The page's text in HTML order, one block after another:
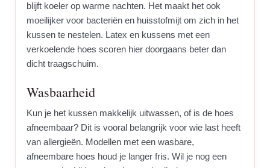
blijft koeler op warme nachten. Het maakt het ook
moeilijker voor bacteriën en huisstofmijt om zich in het
kussen te nestelen. Latex en kussens met een
verkoelende hoes scoren hier doorgaans beter dan
dicht traagschuim.
Wasbaarheid
Kun je het kussen makkelijk uitwassen, of is de hoes
afneembaar? Dit is vooral belangrijk voor wie last heeft
van allergieën. Modellen met een wasbare,
afneembare hoes houd je langer fris. Wil je nog een